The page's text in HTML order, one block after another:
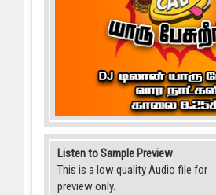
Listen to Sample Preview
This is a low quality Audio file for
preview only.